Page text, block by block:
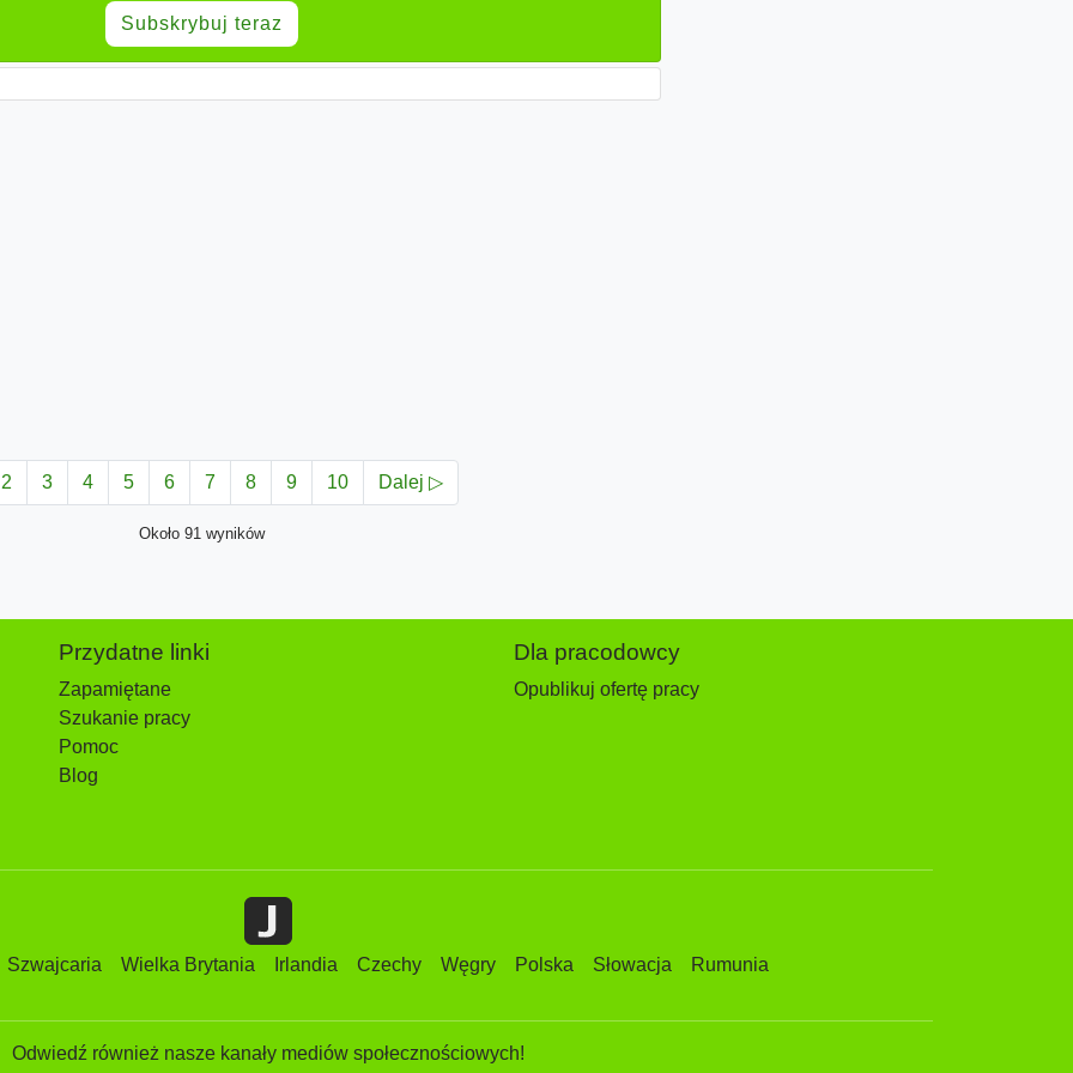
Subskrybuj teraz
2 3 4 5 6 7 8 9 10 Dalej ▷
Około 91 wyników
Przydatne linki
Zapamiętane
Szukanie pracy
Pomoc
Blog
Dla pracodowcy
Opublikuj ofertę pracy
Szwajcaria Wielka Brytania Irlandia Czechy Węgry Polska Słowacja Rumunia
Odwiedź również nasze kanały mediów społecznościowych!